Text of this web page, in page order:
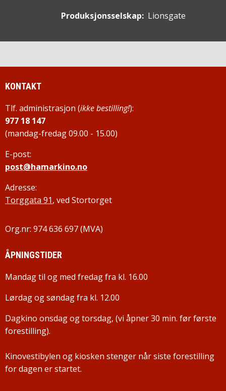
Produksjonsselskap: Lionsgate
KONTAKT
Tlf. administrasjon (ikke bestilling!):
977 18 147
(mandag-fredag 09.00 - 15.00)
E-post:
post@hamarkino.no
Adresse:
Torggata 91, ved Stortorget
Org.nr: 974 636 697 (MVA)
ÅPNINGSTIDER
Mandag til og med fredag fra kl. 16.00
Lørdag og søndag fra kl. 12.00
Dagkino onsdag og torsdag, (vi åpner 30 min. før første
forestilling).
Kinovestibylen og kiosken stenger når siste forestilling
for dagen er startet.